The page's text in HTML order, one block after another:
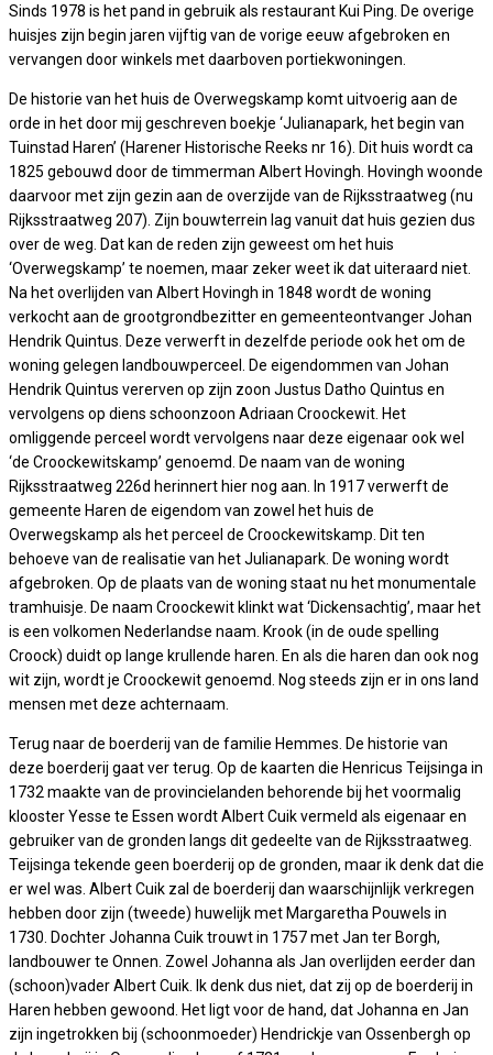
Sinds 1978 is het pand in gebruik als restaurant Kui Ping. De overige
huisjes zijn begin jaren vijftig van de vorige eeuw afgebroken en
vervangen door winkels met daarboven portiekwoningen.
De historie van het huis de Overwegskamp komt uitvoerig aan de
orde in het door mij geschreven boekje ‘Julianapark, het begin van
Tuinstad Haren’ (Harener Historische Reeks nr 16). Dit huis wordt ca
1825 gebouwd door de timmerman Albert Hovingh. Hovingh woonde
daarvoor met zijn gezin aan de overzijde van de Rijksstraatweg (nu
Rijksstraatweg 207). Zijn bouwterrein lag vanuit dat huis gezien dus
over de weg. Dat kan de reden zijn geweest om het huis
‘Overwegskamp’ te noemen, maar zeker weet ik dat uiteraard niet.
Na het overlijden van Albert Hovingh in 1848 wordt de woning
verkocht aan de grootgrondbezitter en gemeenteontvanger Johan
Hendrik Quintus. Deze verwerft in dezelfde periode ook het om de
woning gelegen landbouwperceel. De eigendommen van Johan
Hendrik Quintus vererven op zijn zoon Justus Datho Quintus en
vervolgens op diens schoonzoon Adriaan Croockewit. Het
omliggende perceel wordt vervolgens naar deze eigenaar ook wel
‘de Croockewitskamp’ genoemd. De naam van de woning
Rijksstraatweg 226d herinnert hier nog aan. In 1917 verwerft de
gemeente Haren de eigendom van zowel het huis de
Overwegskamp als het perceel de Croockewitskamp. Dit ten
behoeve van de realisatie van het Julianapark. De woning wordt
afgebroken. Op de plaats van de woning staat nu het monumentale
tramhuisje. De naam Croockewit klinkt wat ‘Dickensachtig’, maar het
is een volkomen Nederlandse naam. Krook (in de oude spelling
Croock) duidt op lange krullende haren. En als die haren dan ook nog
wit zijn, wordt je Croockewit genoemd. Nog steeds zijn er in ons land
mensen met deze achternaam.
Terug naar de boerderij van de familie Hemmes. De historie van
deze boerderij gaat ver terug. Op de kaarten die Henricus Teijsinga in
1732 maakte van de provincielanden behorende bij het voormalig
klooster Yesse te Essen wordt Albert Cuik vermeld als eigenaar en
gebruiker van de gronden langs dit gedeelte van de Rijksstraatweg.
Teijsinga tekende geen boerderij op de gronden, maar ik denk dat die
er wel was. Albert Cuik zal de boerderij dan waarschijnlijk verkregen
hebben door zijn (tweede) huwelijk met Margaretha Pouwels in
1730. Dochter Johanna Cuik trouwt in 1757 met Jan ter Borgh,
landbouwer te Onnen. Zowel Johanna als Jan overlijden eerder dan
(schoon)vader Albert Cuik. Ik denk dus niet, dat zij op de boerderij in
Haren hebben gewoond. Het ligt voor de hand, dat Johanna en Jan
zijn ingetrokken bij (schoonmoeder) Hendrickje van Ossenbergh op